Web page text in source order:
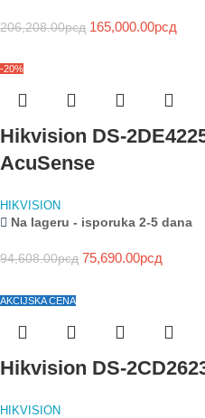
206,208.00рсд 165,000.00рсд
-20%
Hikvision DS-
AcuSense
HIKVISION
Na lageru - isporuka 2-5 dana
94,608.00рсд 75,690.00рсд
AKCIJSKA CENA
Hikvision DS-
HIKVISION